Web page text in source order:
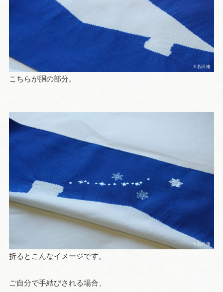
こちらが胴の部分。
折るとこんなイメージです。
ご自分で手結びされる場合、